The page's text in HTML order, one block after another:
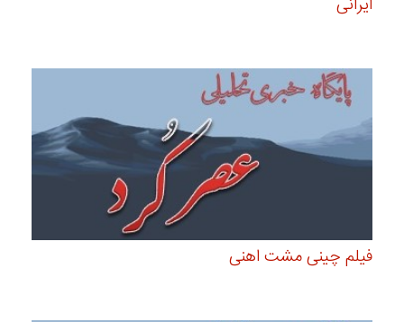
فیلم چینی مشت اهنی